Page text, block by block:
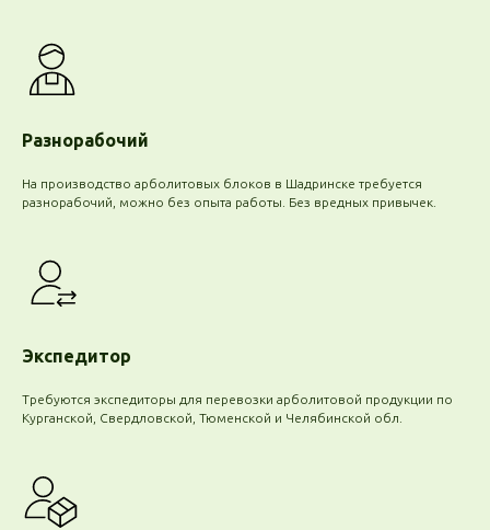
Разнорабочий
На производство арболитовых блоков в Шадринске требуется
разнорабочий, можно без опыта работы. Без вредных привычек.
Экспедитор
Требуются экспедиторы для перевозки арболитовой продукции по
Курганской, Свердловской, Тюменской и Челябинской обл.